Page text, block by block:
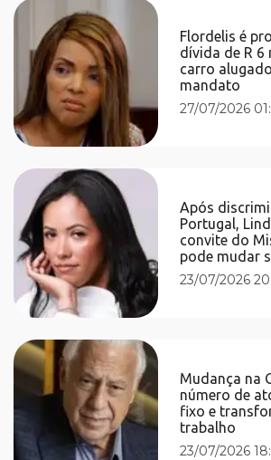
Flordelis é
dívida de R 6
carro
mandato
27/07/2026
Após
Portugal,
convite do
pode mudar
23/07/2026
Mudança na
número de
fixo e
trabalho
23/07/2026